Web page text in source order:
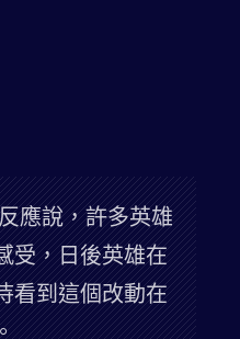
應說，許多英雄
受，日後英雄在
看到這個改動在